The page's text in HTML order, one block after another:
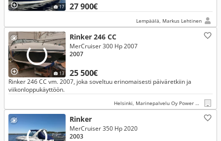
17 27 900€
Lempäälä, Markus Lehtinen
13
Rinker 246 CC
25 500€
MerCruiser 300 Hp 2007
2007
Rinker 246 CC vm. 2007, joka soveltuu erinomaisesti päiväretkiin ja
viikonloppukäyttöön.
Helsinki, Marinepalvelu Oy Power Products
Rinker
MerCruiser 350 Hp 2020
2003